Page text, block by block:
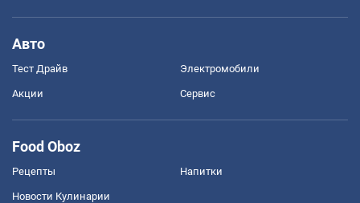
Авто
Тест Драйв Электромобили
Акции Сервис
Food Oboz
Рецепты Напитки
Новости Кулинарии